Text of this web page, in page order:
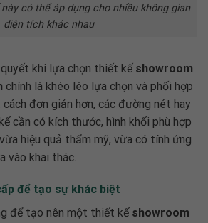
có thể áp dụng cho nhiều không gian
diện tích khác nhau
khi lựa chọn thiết kế showroom
chính là khéo léo lựa chọn và phối hợp
đơn giản hơn, các đường nét hay
cần có kích thước, hình khối phù hợp
hiệu quả thẩm mỹ, vừa có tính ứng
vào khai thác.
để tạo sự khác biệt
để tạo nên một thiết kế showroom